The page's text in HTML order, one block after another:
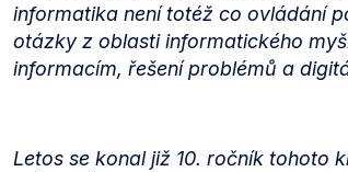
informatika není totéž co ovládání
otázky z oblasti informatického
informacím, řešení problémů a
Letos se konal již 10. ročník tohoto